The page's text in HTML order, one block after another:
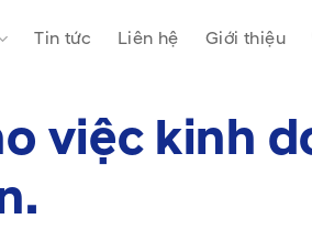
Tin tức Liên hệ Giới thiệu
việc kinh